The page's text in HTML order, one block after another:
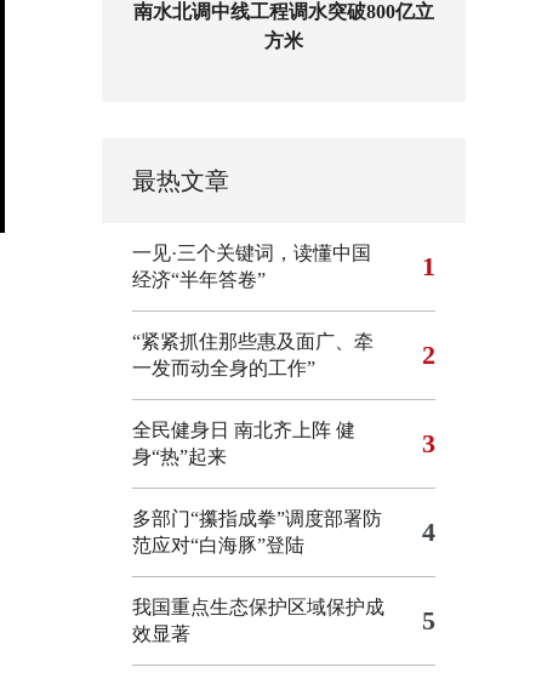
南水北调中线工程调水突破800亿立
方米
最热文章
一见·三个关键词，读懂中国
经济“半年答卷”
1
“紧紧抓住那些惠及面广、牵
一发而动全身的工作”
2
全民健身日 南北齐上阵 健
身“热”起来
3
多部门“攥指成拳”调度部署防
范应对“白海豚”登陆
4
我国重点生态保护区域保护成
效显著
5